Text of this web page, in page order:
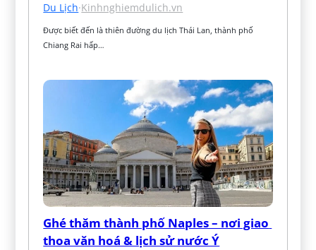
Du Lịch·Kinhnghiemdulich.vn
Được biết đến là thiên đường du lịch Thái Lan, thành phố
Chiang Rai hấp…
Ghé thăm thành phố Naples – nơi giao
thoa văn hoá & lịch sử nước Ý